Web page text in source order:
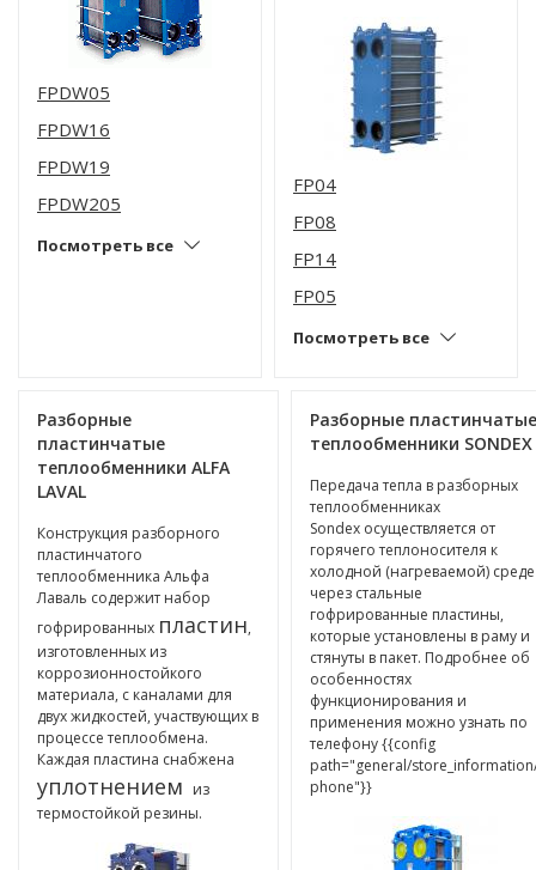
FPDW05
FPDW16
FPDW19
FPDW205
Посмотреть все
FP04
FP08
FP14
FP05
Посмотреть все
Разборные
пластинчатые
теплообменники ALFA
LAVAL
Конструкция разборного
пластинчатого
теплообменника Альфа
Лаваль содержит набор
гофрированных пластин,
изготовленных из
коррозионностойкого
материала, с каналами для
двух жидкостей, участвующих в
процессе теплообмена.
Каждая пластина снабжена
уплотнением из
термостойкой резины.
Разборные пластинчатые
теплообменники SONDEX
Передача тепла в разборных
теплообменниках
Sondex осуществляется от
горячего теплоносителя к
холодной (нагреваемой) среде
через стальные
гофрированные пластины,
которые установлены в раму и
стянуты в пакет. Подробнее об
особенностях
функционирования и
применения можно узнать по
телефону {{config
path="general/
phone"}}